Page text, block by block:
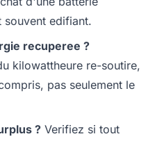
souvent edifiant.
recuperee ?
kilowattheure re-soutire,
pas seulement le
? Verifiez si tout